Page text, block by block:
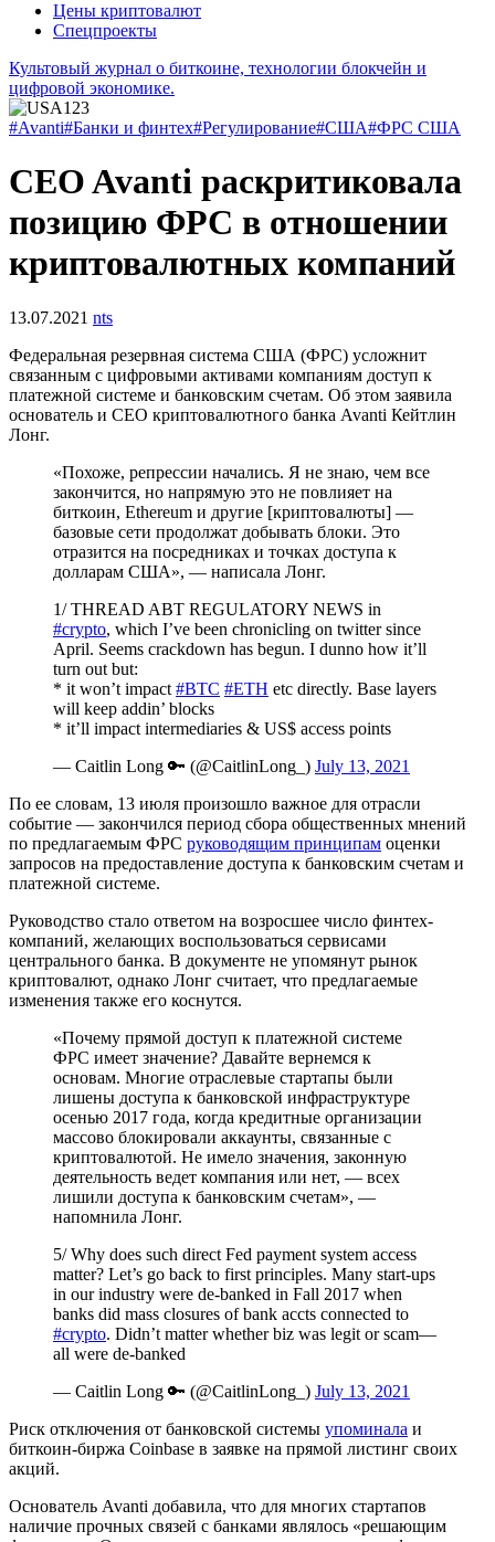
Цены криптовалют
Спецпроекты
Культовый журнал о биткоине, технологии блокчейн и
цифровой экономике.
#Avanti#Банки и финтех#Регулирование#США#ФРС США
CEO Avanti раскритиковала
позицию ФРС в отношении
криптовалютных компаний
13.07.2021 nts
Федеральная резервная система США (ФРС) усложнит
связанным с цифровыми активами компаниям доступ к
платежной системе и банковским счетам. Об этом заявила
основатель и CEO криптовалютного банка Avanti Кейтлин
Лонг.
«Похоже, репрессии начались. Я не знаю, чем все
закончится, но напрямую это не повлияет на
биткоин, Ethereum и другие [криптовалюты] —
базовые сети продолжат добывать блоки. Это
отразится на посредниках и точках доступа к
долларам США», — написала Лонг.
1/ THREAD ABT REGULATORY NEWS in
#crypto, which I’ve been chronicling on twitter since
April. Seems crackdown has begun. I dunno how it’ll
turn out but:
* it won’t impact #BTC #ETH etc directly. Base layers
will keep addin’ blocks
* it’ll impact intermediaries & US$ access points
— Caitlin Long 🔑 (@CaitlinLong_) July 13, 2021
По ее словам, 13 июля произошло важное для отрасли
событие — закончился период сбора общественных мнений
по предлагаемым ФРС руководящим принципам оценки
запросов на предоставление доступа к банковским счетам и
платежной системе.
Руководство стало ответом на возросшее число финтех-
компаний, желающих воспользоваться сервисами
центрального банка. В документе не упомянут рынок
криптовалют, однако Лонг считает, что предлагаемые
изменения также его коснутся.
«Почему прямой доступ к платежной системе
ФРС имеет значение? Давайте вернемся к
основам. Многие отраслевые стартапы были
лишены доступа к банковской инфраструктуре
осенью 2017 года, когда кредитные организации
массово блокировали аккаунты, связанные с
криптовалютой. Не имело значения, законную
деятельность ведет компания или нет, — всех
лишили доступа к банковским счетам», —
напомнила Лонг.
5/ Why does such direct Fed payment system access
matter? Let’s go back to first principles. Many start-ups
in our industry were de-banked in Fall 2017 when
banks did mass closures of bank accts connected to
#crypto. Didn’t matter whether biz was legit or scam—
all were de-banked
— Caitlin Long 🔑 (@CaitlinLong_) July 13, 2021
Риск отключения от банковской системы упоминала и
биткоин-биржа Coinbase в заявке на прямой листинг своих
акций.
Основатель Avanti добавила, что для многих стартапов
наличие прочных связей с банками являлось «решающим